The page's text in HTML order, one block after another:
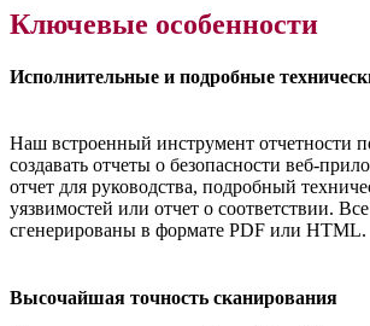
Ключевые особенности
Исполнительные и подробные
Наш встроенный инструмент отчетности
создавать отчеты о безопасности веб-
отчет для руководства, подробный
уязвимостей или отчет о соответствии.
сгенерированы в формате PDF или HTML.
Высочайшая точность сканирования